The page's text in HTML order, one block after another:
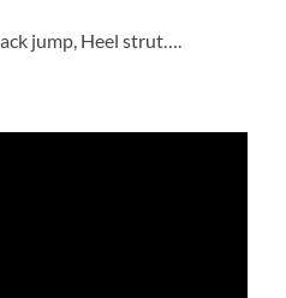
jump, Heel strut….